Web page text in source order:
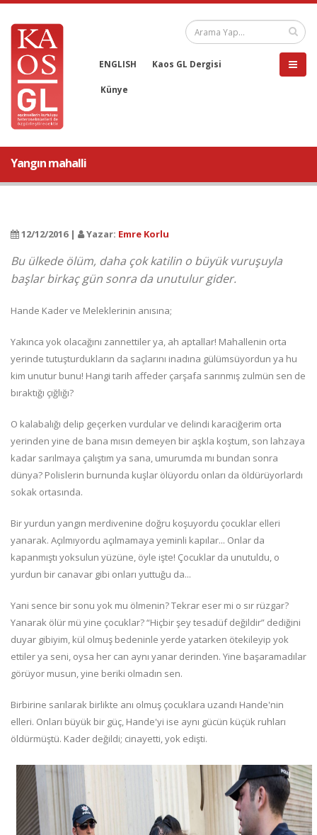
ENGLISH Kaos GL Dergisi
Künye
Yangın mahalli
12/12/2016 | Yazar: Emre Korlu
Bu ülkede ölüm, daha çok katilin o büyük vuruşuyla
başlar birkaç gün sonra da unutulur gider.
Hande Kader ve Meleklerinin anısına;
Yakınca yok olacağını zannettiler ya, ah aptallar! Mahallenin orta
yerinde tutuşturdukların da saçlarını inadına gülümsüyordun ya hu
kim unutur bunu! Hangi tarih affeder çarşafa sarınmış zulmün sen de
bıraktığı çığlığı?
O kalabalığı delip geçerken vurdular ve delindi karaciğerim orta
yerinden yine de bana mısın demeyen bir aşkla koştum, son lahzaya
kadar sarılmaya çalıştım ya sana, umurumda mı bundan sonra
dünya? Polislerin burnunda kuşlar ölüyordu onları da öldürüyorlardı
sokak ortasında.
Bir yurdun yangın merdivenine doğru koşuyordu çocuklar elleri
yanarak. Açılmıyordu açılmamaya yeminli kapılar... Onlar da
kapanmıştı yoksulun yüzüne, öyle işte! Çocuklar da unutuldu, o
yurdun bir canavar gibi onları yuttuğu da...
Yani sence bir sonu yok mu ölmenin? Tekrar eser mi o sır rüzgar?
Yanarak ölür mü yine çocuklar? “Hiçbir şey tesadüf değildir” dediğini
duyar gibiyim, kül olmuş bedeninle yerde yatarken ötekileyip yok
ettiler ya seni, oysa her can aynı yanar derinden. Yine başaramadılar
görüyor musun, yine beriki olmadın sen.
Birbirine sarılarak birlikte anı olmuş çocuklara uzandı Hande'nin
elleri. Onları büyük bir güç, Hande'yi ise aynı gücün küçük ruhları
öldürmüştü. Kader değildi; cinayetti, yok edişti.